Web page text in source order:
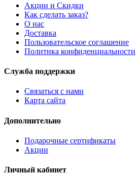
Акции и Скидки
Как сделать заказ?
О нас
Доставка
Пользовательское соглашение
Политика конфиденциальности
Служба поддержки
Связаться с нами
Карта сайта
Дополнительно
Подарочные сертификаты
Акции
Личный кабинет